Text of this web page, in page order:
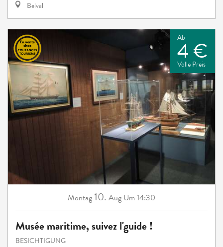
Belval
Ab
4 €
Volle Preis
Montag 10. Aug Um 14:30
Musée maritime, suivez l'guide !
BESICHTIGUNG